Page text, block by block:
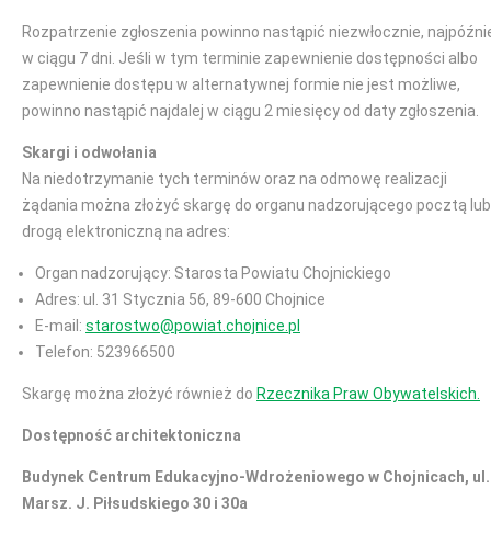
Rozpatrzenie zgłoszenia powinno nastąpić niezwłocznie,
w ciągu 7 dni. Jeśli w tym terminie zapewnienie dostępności albo
zapewnienie dostępu w alternatywnej formie nie jest możliwe,
powinno nastąpić najdalej w ciągu 2 miesięcy od daty zgłoszenia.
Skargi i odwołania
Na niedotrzymanie tych terminów oraz na odmowę realizacji
żądania można złożyć skargę do organu nadzorującego pocztą lub
drogą elektroniczną na adres:
Organ nadzorujący: Starosta Powiatu Chojnickiego
Adres: ul. 31 Stycznia 56, 89-600 Chojnice
E-mail: starostwo@powiat.chojnice.pl
Telefon: 523966500
Skargę można złożyć również do Rzecznika Praw Obywatelskich.
Dostępność architektoniczna
Budynek Centrum Edukacyjno-Wdrożeniowego w Chojnicach, ul.
Marsz. J. Piłsudskiego 30 i 30a